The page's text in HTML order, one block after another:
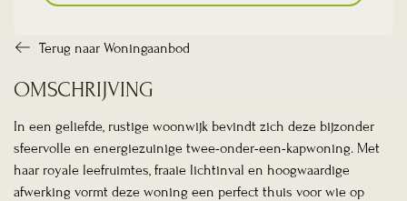
Terug naar Woningaanbod
OMSCHRIJVING
In een geliefde, rustige woonwijk bevindt zich deze bijzonder
sfeervolle en energiezuinige twee-onder-een-kapwoning. Met
haar royale leefruimtes, fraaie lichtinval en hoogwaardige
afwerking vormt deze woning een perfect thuis voor wie op